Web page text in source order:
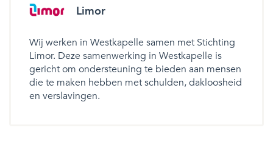
Limor
Wij werken in Westkapelle samen met Stichting
Limor. Deze samenwerking in Westkapelle is
gericht om ondersteuning te bieden aan mensen
die te maken hebben met schulden, dakloosheid
en verslavingen.